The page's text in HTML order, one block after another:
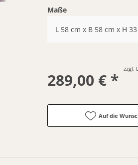
Maße
L 58 cm x B 58 cm x H
289,00 € *
zzgl.
Auf die